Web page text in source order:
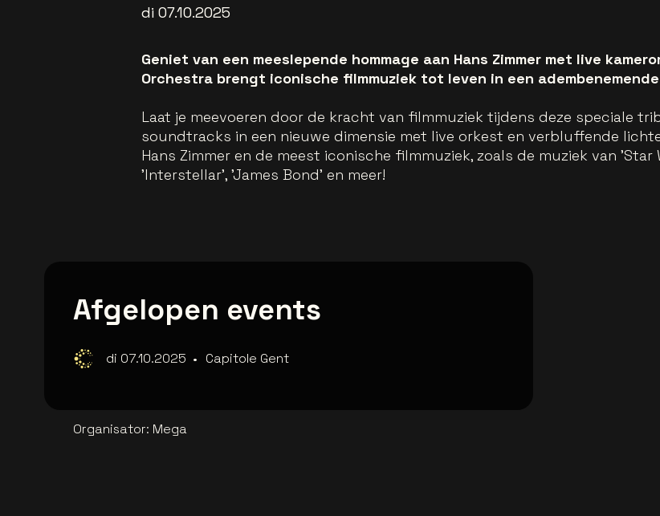
di 07.10.2025
Geniet van een meeslepende hommage aan Hans Zimmer met live
Orchestra brengt iconische filmmuziek tot leven in een
Laat je meevoeren door de kracht van filmmuziek tijdens deze speciale
soundtracks in een nieuwe dimensie met live orkest en verbluffende
Hans Zimmer en de meest iconische filmmuziek, zoals de muziek van 'Star
'Interstellar', 'James Bond' en meer!
Afgelopen events
di 07.10.2025 • Capitole Gent
Organisator: Mega